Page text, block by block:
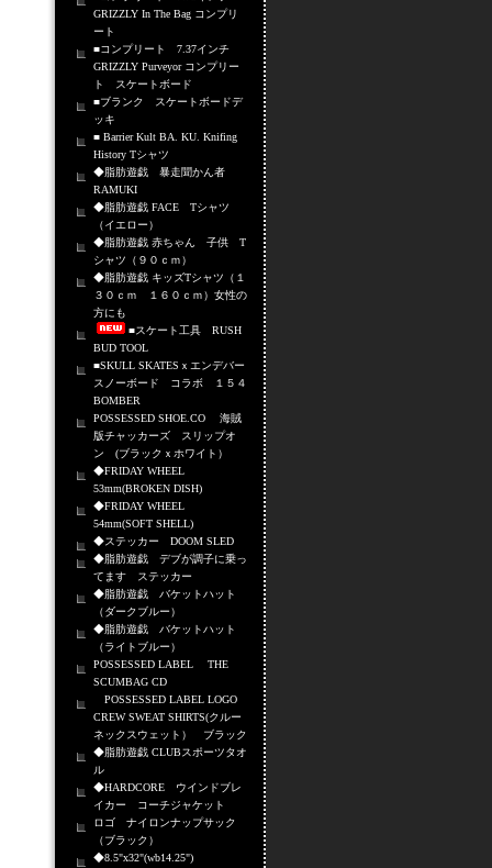
GRIZZLY In The Bag コンプリ
ート
■コンプリート 7.37インチ
GRIZZLY Purveyor コンプリー
ト スケートボード
■ブランク スケートボードデ
ッキ
■ Barrier Kult BA. KU. Knifing
History Tシャツ
◆脂肪遊戯 暴走聞かん者
RAMUKI
◆脂肪遊戯 FACE Tシャツ
（イエロー）
◆脂肪遊戯 赤ちゃん 子供 T
シャツ（９０ｃｍ）
◆脂肪遊戯 キッズTシャツ（１
３０ｃｍ １６０ｃｍ）女性の
方にも
■スケート工具 RUSH
BUD TOOL
■SKULL SKATESｘエンデバー
スノーボード コラボ １５４
BOMBER
POSSESSED SHOE.CO 海賊
版チャッカーズ スリップオ
ン (ブラックｘホワイト）
◆FRIDAY WHEEL
53mm(BROKEN DISH)
◆FRIDAY WHEEL
54mm(SOFT SHELL)
◆ステッカー DOOM SLED
◆脂肪遊戯 デブが調子に乗っ
てます ステッカー
◆脂肪遊戯 バケットハット
（ダークブルー）
◆脂肪遊戯 バケットハット
（ライトブルー）
POSSESSED LABEL THE
SCUMBAG CD
POSSESSED LABEL LOGO
CREW SWEAT SHIRTS(クルー
ネックスウェット） ブラック
◆脂肪遊戯 CLUBスポーツタオ
ル
◆HARDCORE ウインドブレ
イカー コーチジャケット
ロゴ ナイロンナップサック
（ブラック）
◆8.5"x32"(wb14.25")